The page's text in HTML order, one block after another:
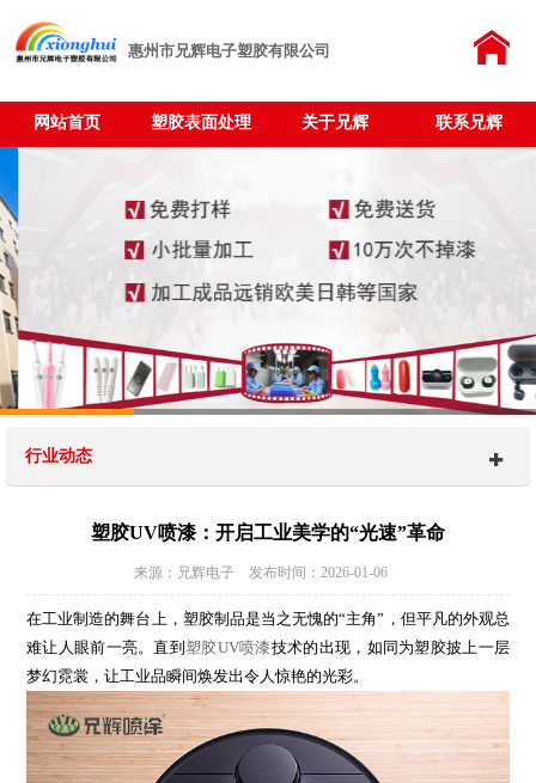
惠州市兄辉电子塑胶有限公司
网站首页 塑胶表面处理 关于兄辉 联系兄辉
行业动态
塑胶UV喷漆：开启工业美学的“光速”革命
来源：兄辉电子 发布时间：2026-01-06
在工业制造的舞台上，塑胶制品是当之无愧的“主角”，但平凡的外观总
难让人眼前一亮。直到 塑胶UV喷漆技术的出现，如同为塑胶披上一层
梦幻霓裳，让工业品瞬间焕发出令人惊艳的光彩。